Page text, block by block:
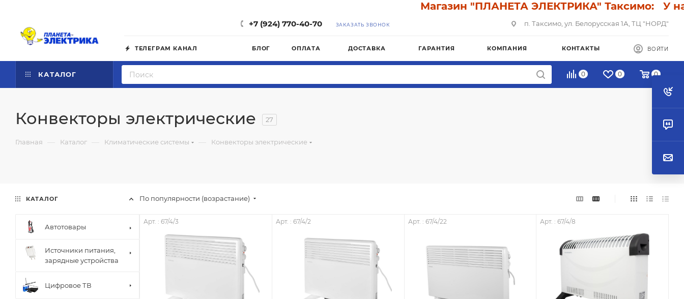
Магазин "ПЛАНЕТА ЭЛЕКТРИКА" Таксимо: У нас
+7 (924) 770-40-70 ЗАКАЗАТЬ ЗВОНОК п. Таксимо, ул. Белорусская 1А, ТЦ "НОРД"
ТЕЛЕГРАМ КАНАЛ БЛОГ ОПЛАТА ДОСТАВКА ГАРАНТИЯ КОМПАНИЯ КОНТАКТЫ ВОЙТИ
КАТАЛОГ 0 0 0
Конвекторы электрические 27
Главная — Каталог — Климатические системы — Конвекторы электрические
По популярности (возрастание)
Арт. : 67/4/3 Арт. : 67/4/2 Арт. : 67/4/22 Арт. : 67/4/8
КАТАЛОГ
Автотовары
Источники питания,
зарядные устройства
Цифровое ТВ